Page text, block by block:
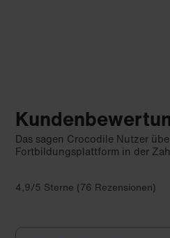
Das sagen Crocodile Nutzer
Fortbildungsplattform in der
4,9/5 Sterne (76 Rezensionen)